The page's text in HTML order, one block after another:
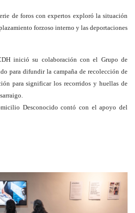
de foros con expertos exploró la situación
forzoso interno y las deportaciones
inició su colaboración con el Grupo de
para difundir la campaña de recolección de
para significar los recorridos y huellas de
Desconocido contó con el apoyo del